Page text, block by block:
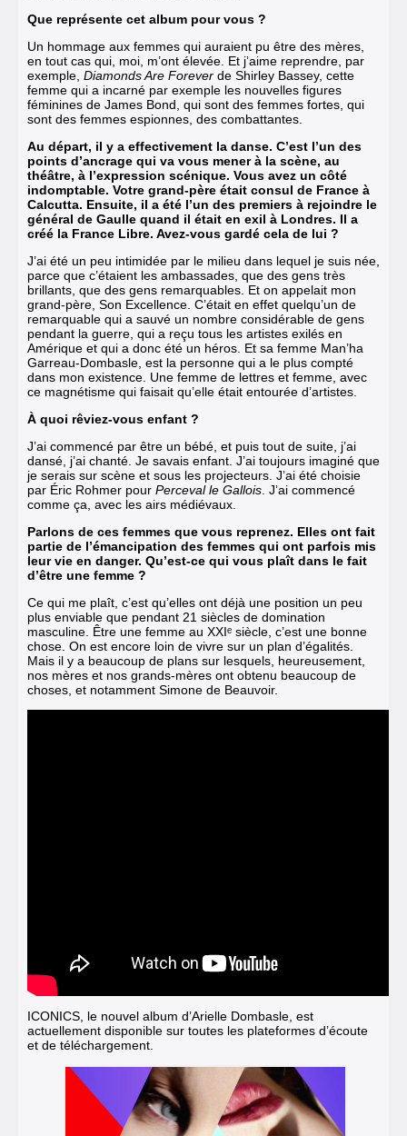
Que représente cet album pour vous ?
Un hommage aux femmes qui auraient pu être des mères,
en tout cas qui, moi, m’ont élevée. Et j’aime reprendre, par
exemple, Diamonds Are Forever de Shirley Bassey, cette
femme qui a incarné par exemple les nouvelles figures
féminines de James Bond, qui sont des femmes fortes, qui
sont des femmes espionnes, des combattantes.
Au départ, il y a effectivement la danse. C’est l’un des
points d’ancrage qui va vous mener à la scène, au
théâtre, à l’expression scénique. Vous avez un côté
indomptable. Votre grand-père était consul de France à
Calcutta. Ensuite, il a été l’un des premiers à rejoindre le
général de Gaulle quand il était en exil à Londres. Il a
créé la France Libre. Avez-vous gardé cela de lui ?
J’ai été un peu intimidée par le milieu dans lequel je suis née,
parce que c’étaient les ambassades, que des gens très
brillants, que des gens remarquables. Et on appelait mon
grand-père, Son Excellence. C’était en effet quelqu’un de
remarquable qui a sauvé un nombre considérable de gens
pendant la guerre, qui a reçu tous les artistes exilés en
Amérique et qui a donc été un héros. Et sa femme Man’ha
Garreau-Dombasle, est la personne qui a le plus compté
dans mon existence. Une femme de lettres et femme, avec
ce magnétisme qui faisait qu’elle était entourée d’artistes.
À quoi rêviez-vous enfant ?
J’ai commencé par être un bébé, et puis tout de suite, j’ai
dansé, j’ai chanté. Je savais enfant. J’ai toujours imaginé que
je serais sur scène et sous les projecteurs. J’ai été choisie
par Éric Rohmer pour Perceval le Gallois . J’ai commencé
comme ça, avec les airs médiévaux.
Parlons de ces femmes que vous reprenez. Elles ont fait
partie de l’émancipation des femmes qui ont parfois mis
leur vie en danger. Qu’est-ce qui vous plaît dans le fait
d’être une femme ?
Ce qui me plaît, c’est qu’elles ont déjà une position un peu
plus enviable que pendant 21 siècles de domination
masculine. Être une femme au XXIᵉ siècle, c’est une bonne
chose. On est encore loin de vivre sur un plan d’égalités.
Mais il y a beaucoup de plans sur lesquels, heureusement,
nos mères et nos grands-mères ont obtenu beaucoup de
choses, et notamment Simone de Beauvoir.
ICONICS, le nouvel album d’Arielle Dombasle, est
actuellement disponible sur toutes les plateformes d’écoute
et de téléchargement.